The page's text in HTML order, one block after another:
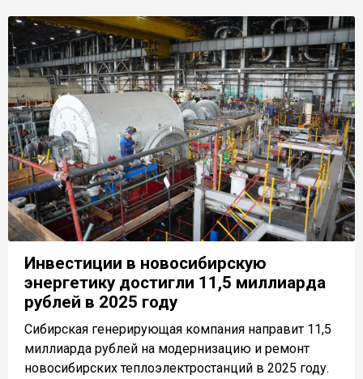
Инвестиции в новосибирскую
энергетику достигли 11,5 миллиарда
рублей в 2025 году
Сибирская генерирующая компания направит 11,5
миллиарда рублей на модернизацию и ремонт
новосибирских теплоэлектростанций в 2025 году.